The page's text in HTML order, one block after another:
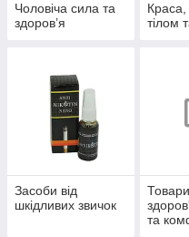
Чоловіча сила та
здоров’я
Краса,
тілом
Засоби від
шкідливих звичок
та